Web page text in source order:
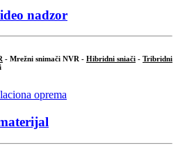
nadzor
- Mrežni snimači NVR - Hibridni sniači - Tribridni